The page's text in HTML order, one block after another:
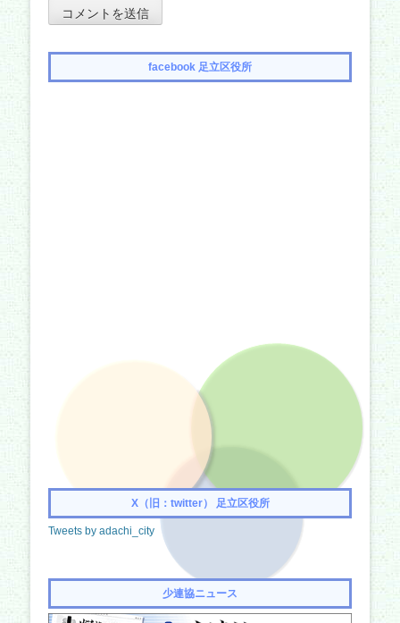
facebook 足立区役所
X（旧：twitter） 足立区役所
Tweets by adachi_city
少連協ニュース